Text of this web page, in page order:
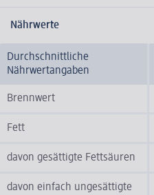
Nährwerte
Durchschnittliche
Nährwertangaben
Brennwert
Fett
davon gesättigte Fettsäuren
davon einfach ungesättigte